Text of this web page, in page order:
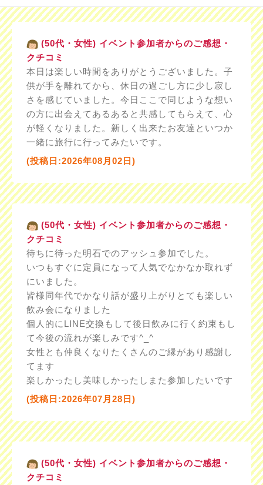
(50代・女性) イベント参加者からのご感想・
クチコミ
本日は楽しい時間をありがとうございました。子
供が手を離れてから、休日の過ごし方に少し寂し
さを感じていました。今日ここで同じような想い
の方に出会えてあるあると共感してもらえて、心
が軽くなりました。新しく出来たお友達といつか
一緒に旅行に行ってみたいです。
(投稿日:2026年08月02日)
(50代・女性) イベント参加者からのご感想・
クチコミ
待ちに待った明石でのアッシュ参加でした。
いつもすぐに定員になって人気でなかなか取れず
にいました。
皆様同年代でかなり話が盛り上がりとても楽しい
飲み会になりました
個人的にLINE交換もして後日飲みに行く約束もし
て今後の流れが楽しみです^_^
女性とも仲良くなりたくさんのご縁があり感謝し
てます
楽しかったし美味しかったしまた参加したいです
(投稿日:2026年07月28日)
(50代・女性) イベント参加者からのご感想・
クチコミ